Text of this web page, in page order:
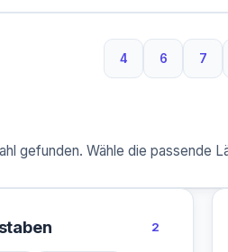
4
4 Buchstaben
6
6
7
7
gefunden. Wähle die passende
2